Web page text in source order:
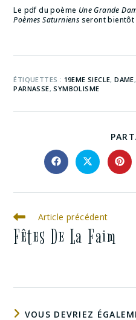
Le pdf du poème Une Grande
Poèmes Saturniens seront
ÉTIQUETTES : 19EME SIECLE, DAME,
PARNASSE, SYMBOLISME
Article précédent
Fêtes De La Faim
VOUS DEVRIEZ